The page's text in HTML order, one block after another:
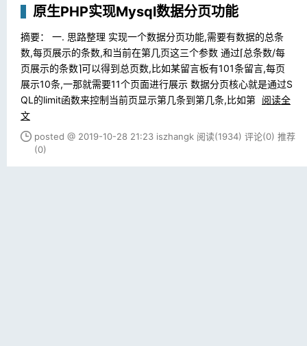
原生PHP实现Mysql数据分页功能
摘要： 一. 思路整理 实现一个数据分页功能,需要有数据的总条
数,每页展示的条数,和当前在第几页这三个参数 通过⌈总条数/每
页展示的条数⌉可以得到总页数,比如某留言板有101条留言,每页
展示10条,一那就需要11个页面进行展示 数据分页核心就是通过S
QL的limit函数来控制当前页显示第几条到第几条,比如第 阅读全
文
posted @ 2019-10-28 21:23 iszhangk 阅读(1934) 评论(0) 推荐
(0)